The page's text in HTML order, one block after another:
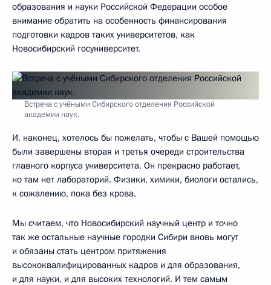
образования и науки Российской Федерации особое
внимание обратить на особенность финансирования
подготовки кадров таких университетов, как
Новосибирский госуниверситет.
Встреча с учёными Сибирского отделения Российской
академии наук.
И, наконец, хотелось бы пожелать, чтобы с Вашей помощью
были завершены вторая и третья очереди строительства
главного корпуса университета. Он прекрасно работает,
но там нет лабораторий. Физики, химики, биологи остались,
к сожалению, пока без крова.
Мы считаем, что Новосибирский научный центр и точно
так же остальные научные городки Сибири вновь могут
и обязаны стать центром притяжения
высококвалифицированных кадров и для образования,
и для науки, и для высоких технологий. И тем самым